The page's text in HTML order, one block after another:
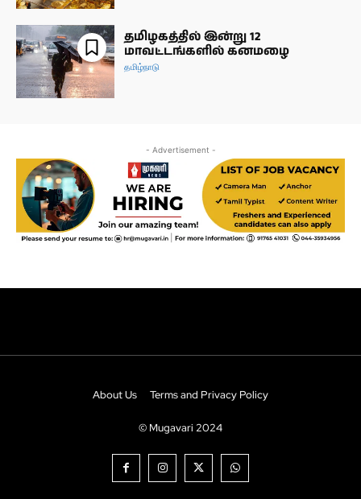
About Us Terms and Privacy Policy
© Mugavari 2024